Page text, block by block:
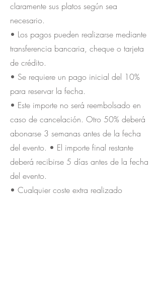
claramente sus platos según sea
necesario.
• Los pagos pueden realizarse mediante
transferencia bancaria, cheque o tarjeta
de crédito.
• Se requiere un pago inicial del 10%
para reservar la fecha.
• Este importe no será reembolsado en
caso de cancelación. Otro 50% deberá
abonarse 3 semanas antes de la fecha
del evento. • El importe final restante
deberá recibirse 5 días antes de la fecha
del evento.
• Cualquier coste extra realizado